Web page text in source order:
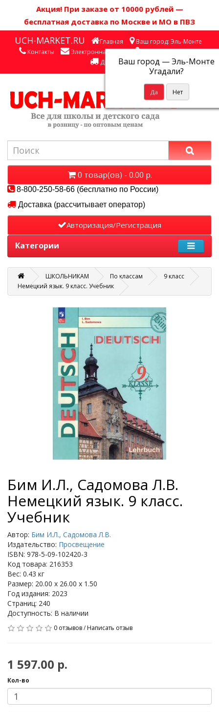
Акция! При заказе от 10000 рублей —
бесплатная доставка по Москве и МО в ПВЗ
UCH-MARKET.RU Главная Ваш город: Эль-Монте
Ваш город —Эль-Монте
Угадали?
Контакты Электронная почта
Личный кабинет
Доставка
0 товар(ов) - 0.00 р.
8-800-250-58-66 (бесплатно по России)
Доставка (рассчитывает оператор)
Авторизация/Регистрация
Категории
ШКОЛЬНИКАМ По классам
9 класс
Немецкий язык. 9 класс. Учебник
Бим И.Л., Садомова Л.В.
Немецкий язык. 9 класс.
Учебник
Автор: Бим И.Л., Садомова Л.В.
Издательство: Просвещение
ISBN: 978-5-09-102420-3
Код товара: 216353
Вес: 0.43 кг
Размер: 20.00 x 26.00 x 1.50
Год издания: 2023
Страниц: 240
Доступность: В наличии
0 отзывов/Написать отзыв
1 597.00 р.
Кол-во